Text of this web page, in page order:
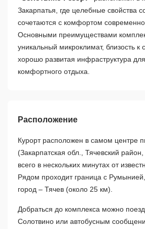
Закарпатья, где целебные свойства
сочетаются с комфортом
Основными преимуществами
уникальный микроклимат, близость
хорошо развитая инфраструктура
комфортного отдыха.
Расположение
Курорт расположен в самом центре
(Закарпатская обл., Тячевский
всего в нескольких минутах от
Рядом проходит граница с
город – Тячев (около 25 км).
Добраться до комплекса можно
Солотвино или автобусным